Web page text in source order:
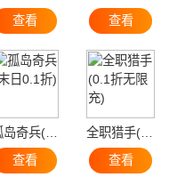
查看
查看
孤岛奇兵(末日0.1折)
查看
查看